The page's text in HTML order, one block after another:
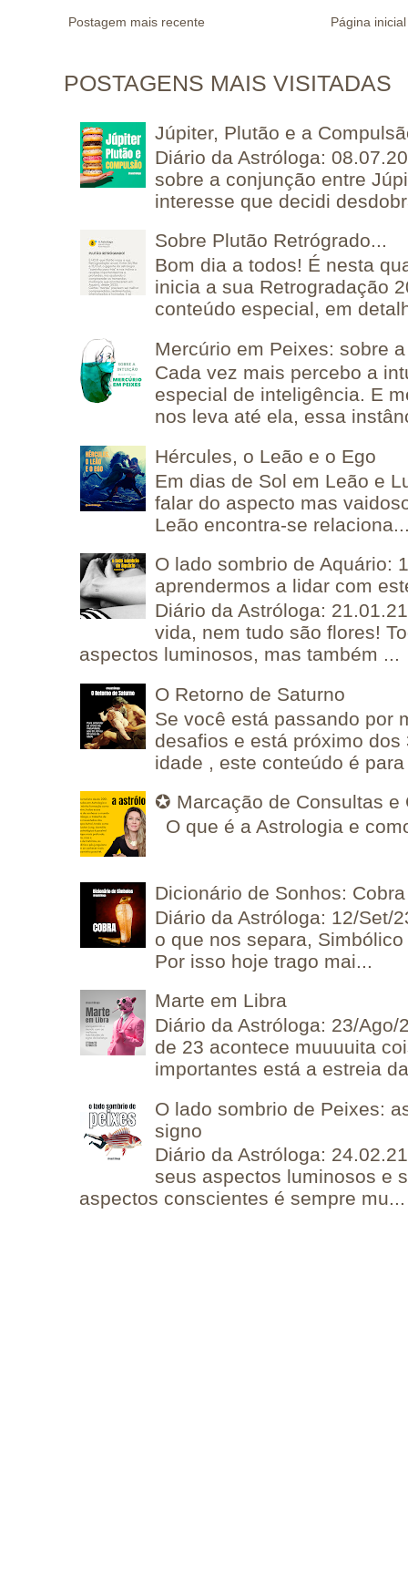
Postagem mais recente Página inicial
POSTAGENS MAIS VISITADAS
Júpiter, Plutão e a
Diário da Astróloga:
sobre a conjunção entre
interesse que decidi
Sobre Plutão Retrógrado...
Bom dia a todos! É nesta
inicia a sua Retrogradação
conteúdo especial, em
Mercúrio em Peixes: sobre
Cada vez mais percebo a
especial de inteligência. E
nos leva até ela, essa
Hércules, o Leão e o Ego
Em dias de Sol em Leão e
falar do aspecto mas
Leão encontra-se
O lado sombrio de Aquário:
aprendermos a lidar com
Diário da Astróloga:
vida, nem tudo são flores!
aspectos luminosos, mas também ...
O Retorno de Saturno
Se você está passando por
desafios e está próximo
idade , este conteúdo é
✪ Marcação de Consultas e
O que é a Astrologia e
Dicionário de Sonhos: Cobra
Diário da Astróloga: 12/Set/
o que nos separa,
Por isso hoje trago mai...
Marte em Libra
Diário da Astróloga: 23/
de 23 acontece muuuuita
importantes está a estreia
O lado sombrio de Peixes:
signo
Diário da Astróloga:
seus aspectos luminosos e
aspectos conscientes é sempre mu...